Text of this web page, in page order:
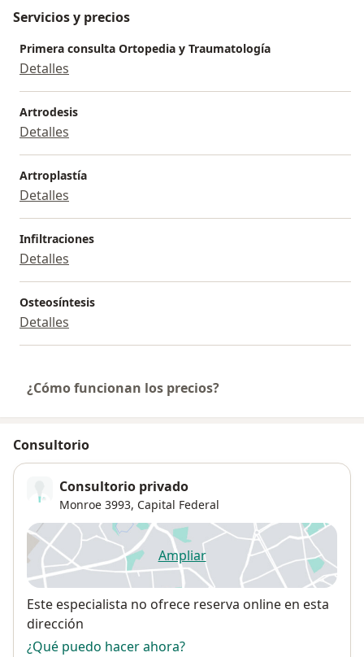
Servicios y precios
Primera consulta Ortopedia y Traumatología
Detalles
Artrodesis
Detalles
Artroplastía
Detalles
Infiltraciones
Detalles
Osteosíntesis
Detalles
¿Cómo funcionan los precios?
Consultorio
Consultorio privado
Monroe 3993, Capital Federal
Ampliarse abre en una nueva
Disponibilidad
Este especialista no ofrece reserva online en esta
dirección
¿Qué puedo hacer ahora?